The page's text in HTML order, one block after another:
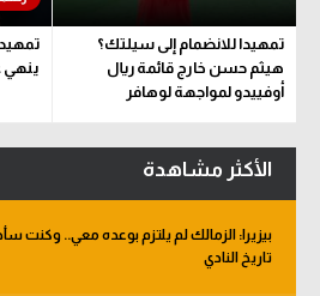
تمهيدا للانضمام إلى سيلتك؟
هيثم حسن خارج قائمة ريال
أوفييدو لمواجهة لوهافر
ينهي
الأكثر مشاهدة
بيزيرا: الزمالك لم يلتزم بوعده معي.. وكنت
تاريخ النادي